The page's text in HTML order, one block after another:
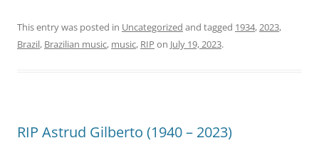
This entry was posted in Uncategorized and tagged 1934,2023,
Brazil, Brazilian music, music, RIP on July 19, 2023.
RIP Astrud Gilberto (1940 – 2023)